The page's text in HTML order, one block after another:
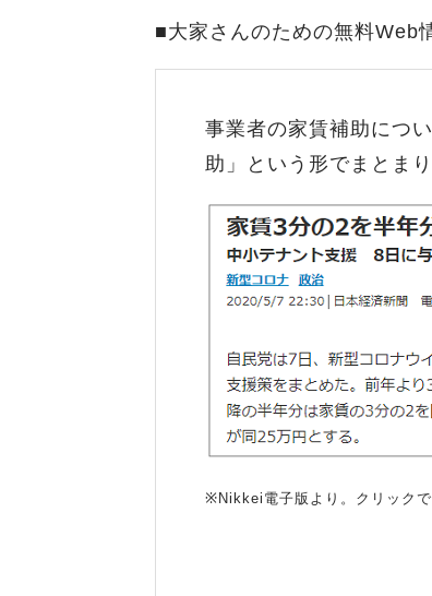
■大家さんのための無料Web
事業者の家賃補助につ
助」という形でまとま
※Nikkei電子版より。クリックで